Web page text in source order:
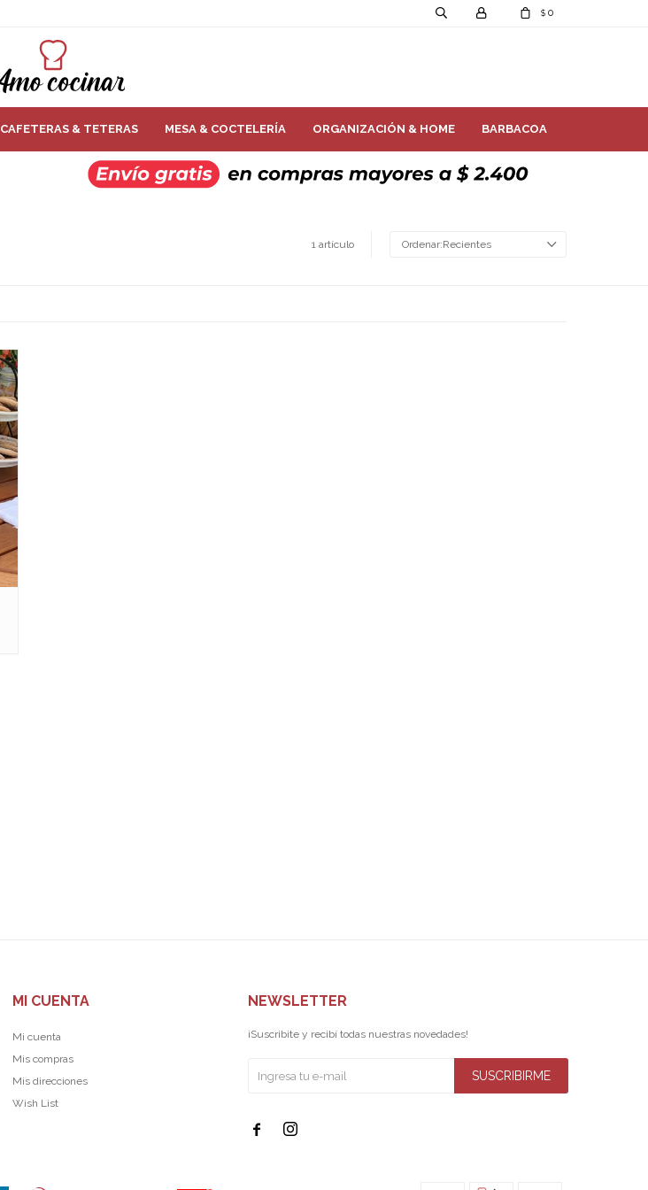
CAFETERAS & TETERAS MESA & COCTELERÍA ORGANIZACIÓN & HOME BARBACOA
$ 0
1 artículo Recientes
MI CUENTA
Mi cuenta
Mis compras
Mis direcciones
Wish List
NEWSLETTER
¡Suscribite y recibí todas nuestras novedades!
SUSCRIBIRME
 